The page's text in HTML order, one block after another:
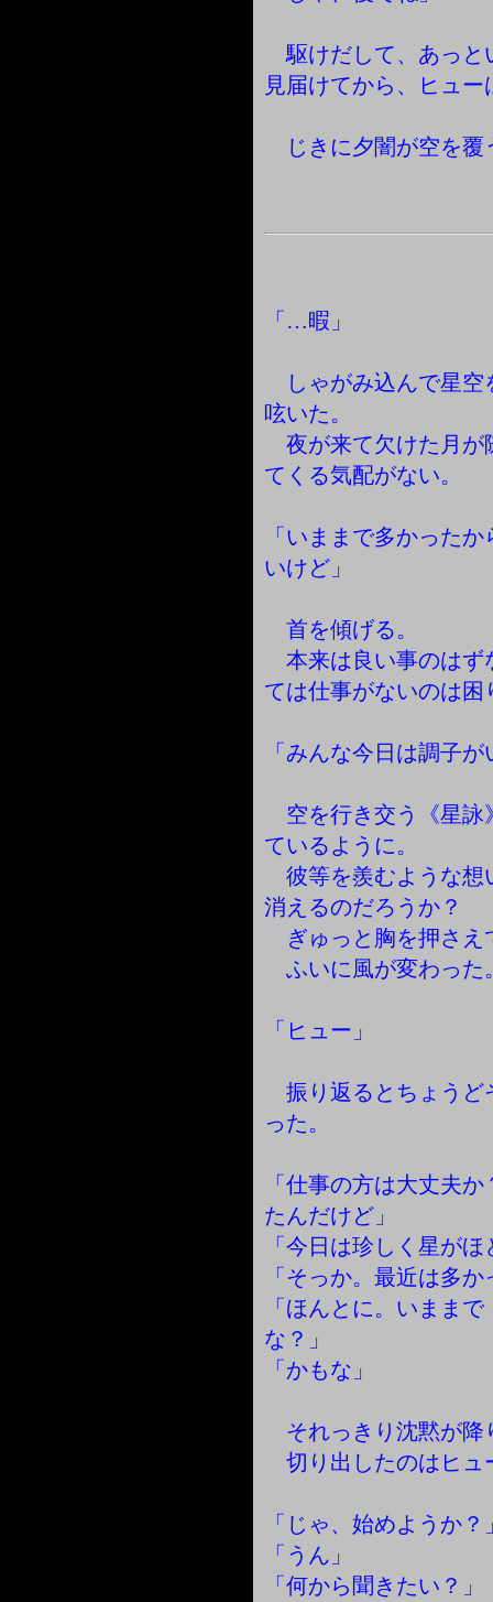
駆けだして、あっと
見届けてから、ヒュ
じきに夕闇が空を覆
「…暇」
しゃがみ込んで星空
呟いた。
夜が来て欠けた月が
てくる気配がない。
「いままで多かった
いけど」
首を傾げる。
本来は良い事のはず
ては仕事がないのは困
「みんな今日は調子
空を行き交う《星詠
ているように。
彼等を羨むような想
消えるのだろうか？
ぎゅっと胸を押さえ
ふいに風が変わった
「ヒュー」
振り返るとちょうど
った。
「仕事の方は大丈夫
たんだけど」
「今日は珍しく星が
「そっか。最近は多
「ほんとに。いまま
な？」
「かもな」
それっきり沈黙が降
切り出したのはヒュ
「じゃ、始めようか？
「うん」
「何から聞きたい？」